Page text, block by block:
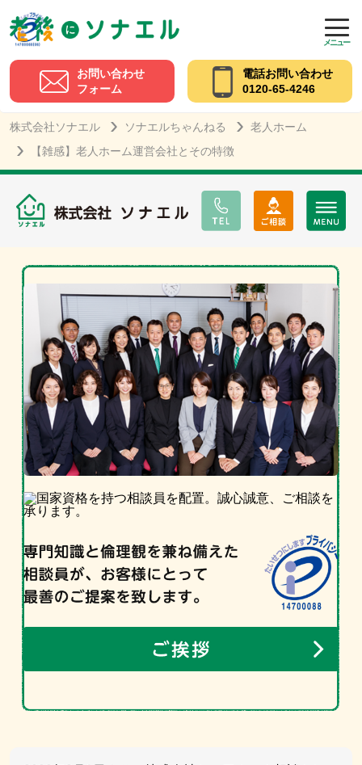
メニュー
お問い合わせ
フォーム
電話お問い合わせ
0120-65-4246
株式会社ソナエル ソナエルちゃんねる
老人ホーム
【雑感】老人ホーム運営会社とその特徴